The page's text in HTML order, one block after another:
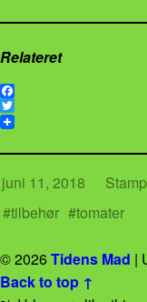
Relateret
F
a
c
e
o
o
k
T
w
i
t
e
r
juni 11, 2018
tilbehør
tomater
© 2026Tidens Mad |
Back to top ↑